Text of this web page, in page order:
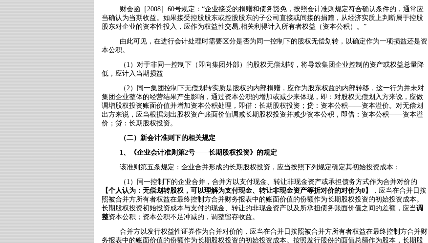
财会函［2008］ 60号规定：“企业接受的捐赠和债务豁免，按照会计准则规定符合确认条件的，通常应
当确认为当期收益。如果接受控股股东或控股股东的子公司直接或间接的捐赠，从经济实质上判断属于控股
股东对企业的资本性投入，应作为权益性交易,相关利得计入所有者权益（资本公积）。”
由此可见，在进行会计处理时需要区分是否为同一控制下的股权无偿划转，以确定作为一项损益还是资
本公积。
（ 1 ）对于非同一控制下（即向集团外部）的股权无偿划转，将导致集团企业控制的资产或权益总量降
低，应计入当期损益
（2）同一集团控制下无偿划转实质是股权的内部捐赠，应作为股东权益的内部转移，这一行为并未对
集团企业整体的经营结果产生影响，通过资本公积的增加或减少来体现，即：对股权无偿划入方来说，应做
调增股权投资账面价值并增加资本公积处理，即借：长期股权投资；贷：资本公积——资本溢价。对无偿划
出方来说，应当根据划出股权资产账面价值调减长期股权投资并减少资本公积，即借：资本公积——资本溢
价；贷：长期股权投资。
（二）新会计准则下的相关规定
1、《企业会计准则第2号——长期股权投资》的规定
该准则第五条规定：企业合并形成的长期股权投资，应当按照下列规定确定其初始投资成本：
（ 1 ）同一控制下的企业合并，合并方以支付现金、转让非现金资产或承担债务方式作为合并对价的
【个人认为：无偿划转股权，可以理解为支付现金、转让非现金资产等折对价的对价为0】
，应当在合并日按
照被合并方所有者权益在最终控制方合并财务报表中的账面价值的份额作为长期股权投资的初始投资成本。
长期股权投资初始投资成本与支付的现金、转让的非现金资产以及所承担债务账面价值之间的差额，应当调
整资本公积；资本公积不足冲减的，调整留存收益。
合并方以发行权益性证券作为合并对价的，应当在合并日按照被合并方所有者权益在最终控制方合并财
务报表中的账面价值的份额作为长期股权投资的初始投资成本。按照发行股份的面值总额作为股本，长期股